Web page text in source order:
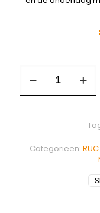
Categorieën: